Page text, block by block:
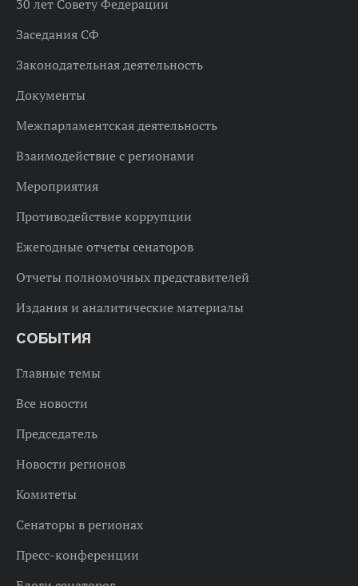
30 лет Совету Федерации
Заседания СФ
Законодательная деятельность
Документы
Межпарламентская деятельность
Взаимодействие с регионами
Мероприятия
Противодействие коррупции
Ежегодные отчеты сенаторов
Отчеты полномочных представителей
Издания и аналитические материалы
СОБЫТИЯ
Главные темы
Все новости
Председатель
Новости регионов
Комитеты
Сенаторы в регионах
Пресс-конференции